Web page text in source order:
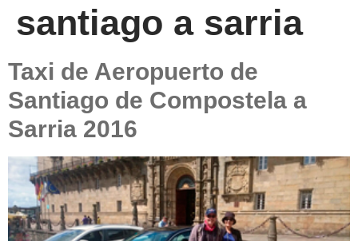
santiago a sarria
Taxi de Aeropuerto de
Santiago de Compostela a
Sarria 2016